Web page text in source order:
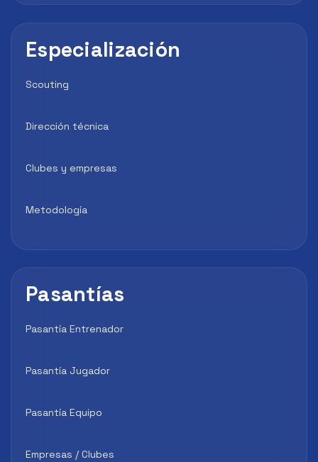
Especialización
Scouting
Dirección técnica
Clubes y empresas
Metodología
Pasantías
Pasantía Entrenador
Pasantía Jugador
Pasantía Equipo
Empresas / Clubes